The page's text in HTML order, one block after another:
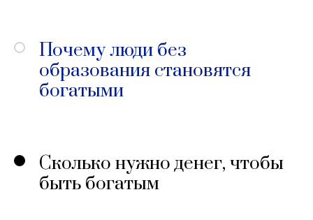
Почему люди без
образования становятся
богатыми
Сколько нужно денег, чтобы
быть богатым